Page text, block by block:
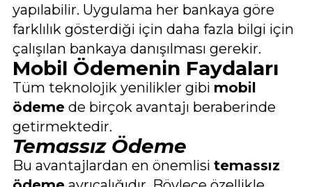
yapılabilir. Uygulama her bankaya göre
farklılık gösterdiği için daha fazla bilgi için
çalışılan bankaya danışılması gerekir.
Mobil Ödemenin Faydaları
Tüm teknolojik yenilikler gibi mobil
ödeme de birçok avantajı beraberinde
getirmektedir.
Temassız Ödeme
Bu avantajlardan en önemlisitemassız